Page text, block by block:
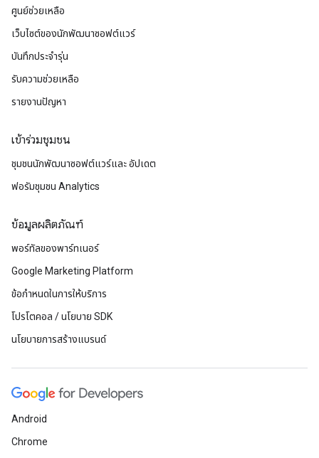
ศูนย์ช่วยเหลือ
เว็บไซต์ของนักพัฒนาซอฟต์แวร์
บันทึกประจำรุ่น
รับความช่วยเหลือ
รายงานปัญหา
เข้าร่วมชุมชน
ชุมชนนักพัฒนาซอฟต์แวร์และ อัปเดต
ฟอรัมชุมชน Analytics
ข้อมูลผลิตภัณฑ์
พอร์ทัลของพาร์ทเนอร์
Google Marketing Platform
ข้อกำหนดในการให้บริการ
โปรโตคอล / นโยบาย SDK
นโยบายการสร้างแบรนด์
Android
Chrome